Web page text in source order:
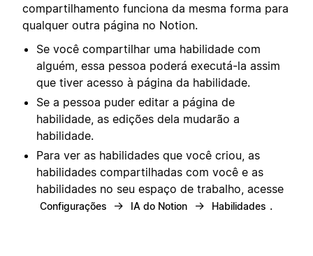
compartilhamento funciona da mesma forma para
qualquer outra página no Notion.
Se você compartilhar uma habilidade com
alguém, essa pessoa poderá executá-la assim
que tiver acesso à página da habilidade.
Se a pessoa puder editar a página de
habilidade, as edições dela mudarão a
habilidade.
Para ver as habilidades que você criou, as
habilidades compartilhadas com você e as
habilidades no seu espaço de trabalho, acesse
Configurações → IA do Notion → Habilidades .